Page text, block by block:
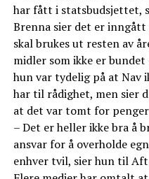
har fått i statsbudsjettet,
Brenna sier det er
skal brukes ut resten av
midler som ikke er
hun var tydelig på at Nav
har til rådighet, men sier
at det var tomt for penger
– Det er heller ikke bra å
ansvar for å overholde
enhver tvil, sier hun til